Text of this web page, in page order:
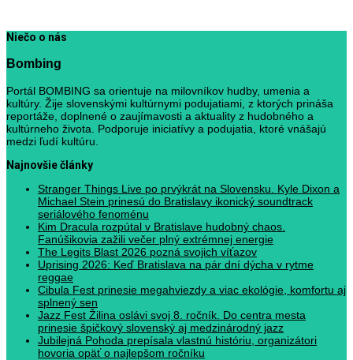
Niečo o nás
Bombing
Portál BOMBING sa orientuje na milovníkov hudby, umenia a
kultúry. Žije slovenskými kultúrnymi podujatiami, z ktorých prináša
reportáže, doplnené o zaujímavosti a aktuality z hudobného a
kultúrneho života. Podporuje iniciatívy a podujatia, ktoré vnášajú
medzi ľudí kultúru.
Najnovšie články
Stranger Things Live po prvýkrát na Slovensku. Kyle Dixon a
Michael Stein prinesú do Bratislavy ikonický soundtrack
seriálového fenoménu
Kim Dracula rozpútal v Bratislave hudobný chaos.
Fanúšikovia zažili večer plný extrémnej energie
The Legits Blast 2026 pozná svojich víťazov
Uprising 2026: Keď Bratislava na pár dní dýcha v rytme
reggae
Cibula Fest prinesie megahviezdy a viac ekológie, komfortu aj
splnený sen
Jazz Fest Žilina oslávi svoj 8. ročník. Do centra mesta
prinesie špičkový slovenský aj medzinárodný jazz
Jubilejná Pohoda prepísala vlastnú históriu, organizátori
hovoria opäť o najlepšom ročníku